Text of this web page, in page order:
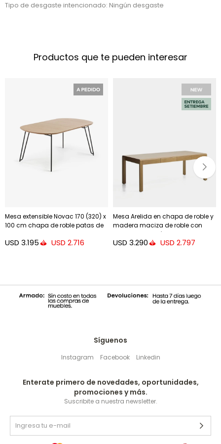
Tipo de desgaste intencionado: Ningún desgaste
Productos que te pueden interesar
Mesa extensible Novac 170 (320) x
100 cm chapa de roble patas de
USD 3.195 USD 2.716
Mesa Arelida en chapa de roble y
madera maciza de roble con
acabado marrón claro 220 x 100
cm FSC Mix Credit
USD 3.290 USD 2.797
Síguenos
Instagram Facebook Linkedin
Enterate primero de novedades, oportunidades,
promociones y más.
Suscribite a nuestra newsletter.